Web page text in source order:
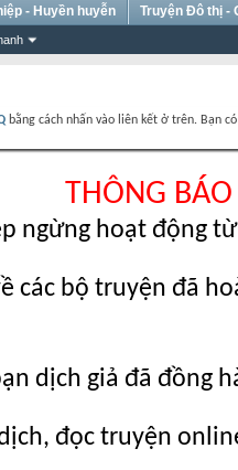
- Huyền huyễn Truyện Đô thị -
bằng cách nhấn vào liên kết ở trên. Bạn
THÔNG
ngừng hoạt động
các bộ truyện đã
dịch giả đã đồng
đọc truyện